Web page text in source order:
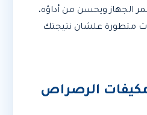
الجهاز ويحسن من أداؤه،
متطورة علشان نتيجتك
الرصراص